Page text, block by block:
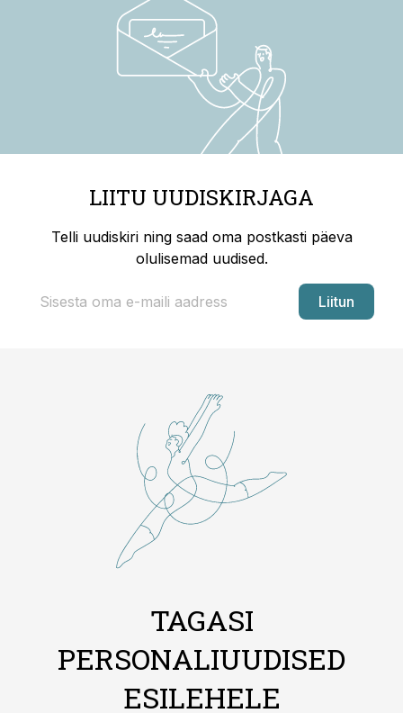
LIITU UUDISKIRJAGA
Telli uudiskiri ning saad oma postkasti päeva
olulisemad uudised.
Liitun
TAGASI
PERSONALIUUDISED
ESILEHELE